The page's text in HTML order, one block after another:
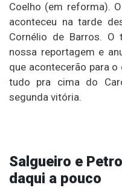
Coelho (em reforma).
aconteceu na tarde
Cornélio de Barros. O
nossa reportagem e
que acontecerão para
tudo pra cima do
segunda vitória.
Salgueiro e
daqui a pouco